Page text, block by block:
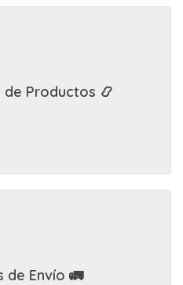
Productos 📿
de Envío 🚛